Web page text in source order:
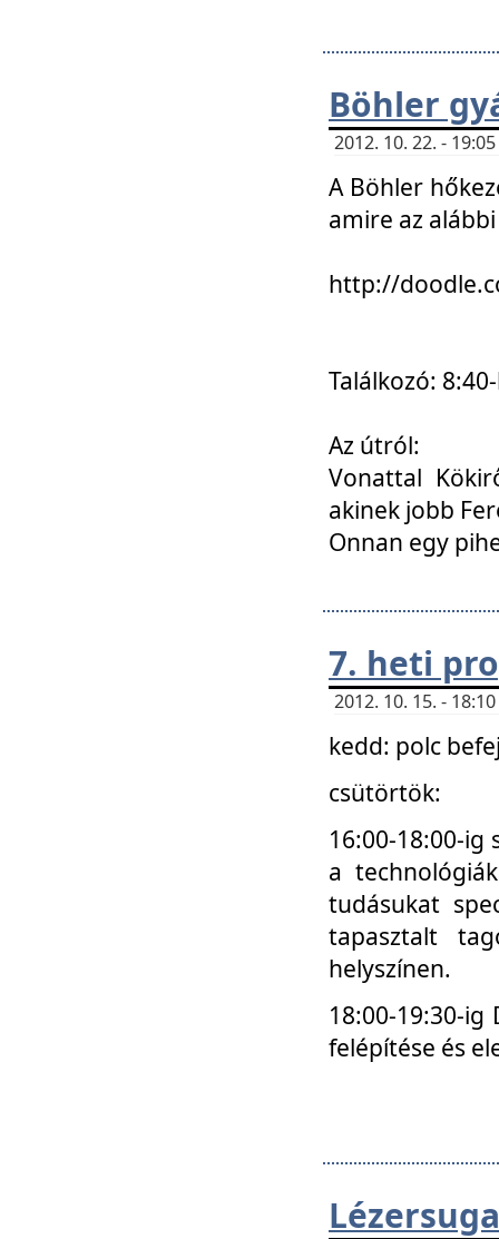
Böhler
2012. 10. 22. -
A Böhler
amire az
http://
Találkozó:
Az útról:
Vonattal
akinek jobb
Onnan egy
7. heti
2012. 10. 15. -
kedd: polc
csütörtök:
16:00-18:00-
a
tudásukat
tapasztalt
helyszínen.
18:00-19:30-
felépítése és